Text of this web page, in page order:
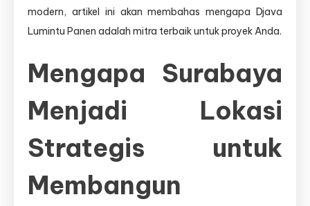
modern, artikel ini akan membahas mengapa Djava
Lumintu Panen adalah mitra terbaik untuk proyek Anda.
Mengapa Surabaya
Menjadi Lokasi
Strategis untuk
Membangun